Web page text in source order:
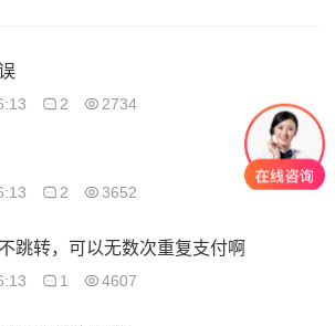
2 2734
2 3652
跳转，可以无数次重复支付啊
1 4607